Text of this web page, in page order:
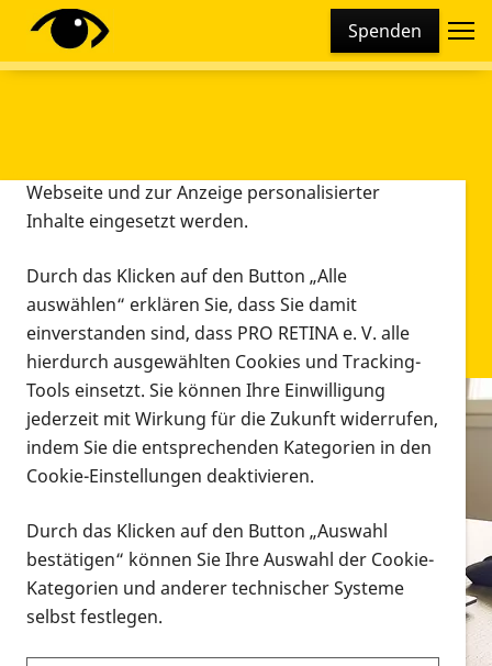
Spenden
Infomaterial
Infomaterial
Vorlesen
Alle Infomaterialien in verschiedenen
Formaten an einem Ort
Sie möchten wissen, wie Sie nach Infonmaterial
Diese Webseite setzt verschiedene Cookies und
Tracking-Tools ein. Dies beinhaltet Cookies und
Webseite und zur Anzeige personalisierter
Inhalte eingesetzt werden.
Durch das Klicken auf den Button „Alle
auswählen“ erklären Sie, dass Sie damit
einverstanden sind, dass PRO RETINA e. V. alle
hierdurch ausgewählten Cookies und Tracking-
Tools einsetzt. Sie können Ihre Einwilligung
jederzeit mit Wirkung für die Zukunft widerrufen,
indem Sie die entsprechenden Kategorien in den
Cookie-Einstellungen deaktivieren.
Durch das Klicken auf den Button „Auswahl
bestätigen“ können Sie Ihre Auswahl der Cookie-
Kategorien und anderer technischer Systeme
selbst festlegen.